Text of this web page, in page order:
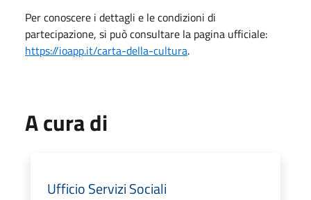
Per conoscere i dettagli e le condizioni di
partecipazione, si può consultare la pagina ufficiale:
https://ioapp.it/carta-della-cultura.
A cura di
Ufficio Servizi Sociali